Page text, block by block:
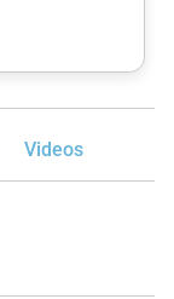
Videos